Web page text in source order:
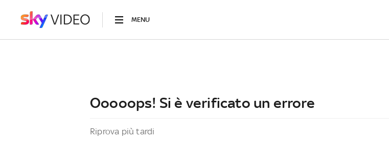
MENU
Ooooops! Si è verificato un errore
Riprova più tardi